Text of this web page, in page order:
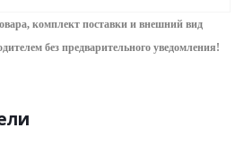
комплект поставки и внешний вид
без предварительного уведомления!